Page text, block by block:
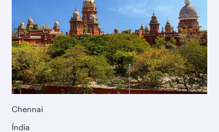
Chennai
Índia